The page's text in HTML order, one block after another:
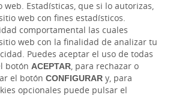
Estadísticas, que si lo autorizas,
web con fines estadísticos.
comportamental las cuales
web con la finalidad de analizar tu
Puedes aceptar el uso de todas
botón ACEPTAR, para rechazar o
el botón CONFIGURAR y, para
opcionales puede pulsar el